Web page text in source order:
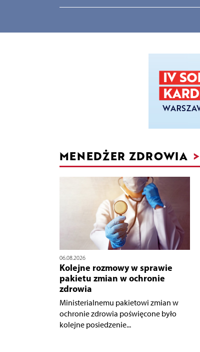
MENEDŻER ZDROWIA >
06.08.2026
Kolejne rozmowy w sprawie
pakietu zmian w ochronie
zdrowia
Ministerialnemu pakietowi zmian w
ochronie zdrowia poświęcone było
kolejne posiedzenie...